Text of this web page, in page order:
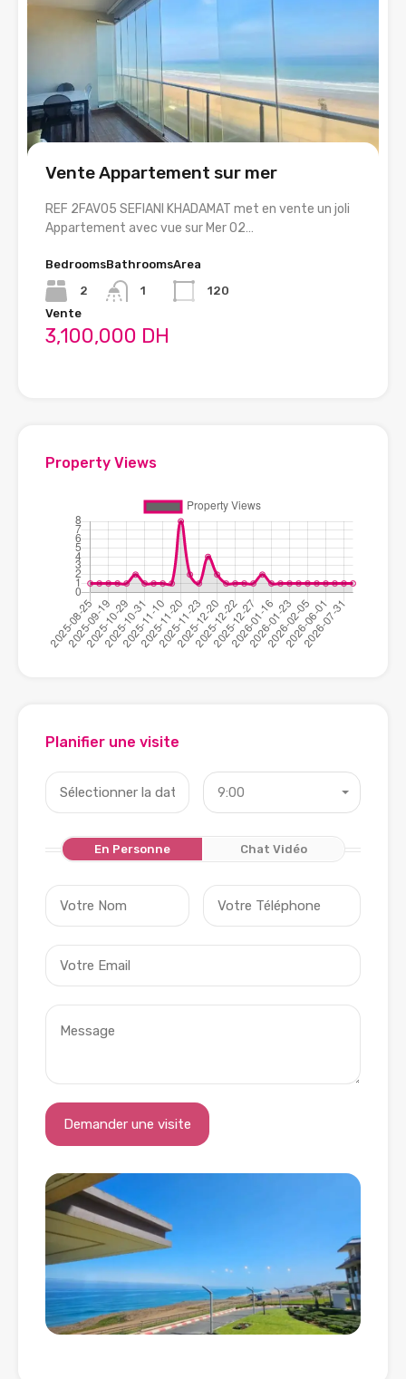
Vente Appartement sur mer
REF 2FAV05 SEFIANI KHADAMAT met en vente un joli
Appartement avec vue sur Mer 02…
Bedrooms
2
Bathrooms
1
Area
120
Vente
3,100,000 DH
Property Views
Planifier une visite
9:00
En Personne Chat Vidéo